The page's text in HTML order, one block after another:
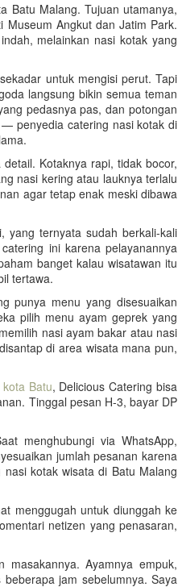
Batu Malang. Tujuan utamanya,
Angkut dan Jatim Park.
melainkan nasi kotak yang
untuk mengisi perut. Tapi
langsung bikin semua teman
pedasnya pas, dan potongan
penyedia catering nasi kotak di
Kotaknya rapi, tidak bocor,
nasi kering atau lauknya terlalu
agar tetap enak meski dibawa
yang ternyata sudah berkali-kali
ini karena pelayanannya
banget kalau wisatawan itu
tertawa.
punya menu yang disesuaikan
pilih menu ayam geprek yang
nasi ayam bakar atau nasi
di area wisata mana pun,
Batu, Delicious Catering bisa
Tinggal pesan H-3, bayar DP
menghubungi via WhatsApp,
jumlah pesanan karena
kotak wisata di Batu Malang
menggugah untuk diunggah ke
netizen yang penasaran,
Ayamnya empuk,
jam sebelumnya. Saya